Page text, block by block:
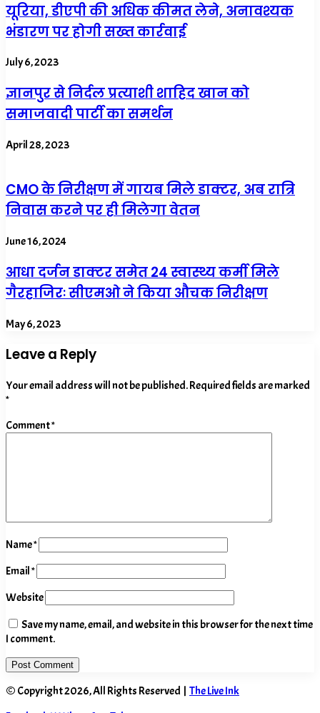
यूरिया, डीएपी की अधिक कीमत लेने, अनावश्यक
भंडारण पर होगी सख्त कार्रवाई
July 6, 2023
ज्ञानपुर से निर्दल प्रत्याशी शाहिद खान को
समाजवादी पार्टी का समर्थन
April 28, 2023
CMO के निरीक्षण में गायब मिले डाक्टर, अब रात्रि
निवास करने पर ही मिलेगा वेतन
June 16, 2024
आधा दर्जन डाक्टर समेत 24 स्वास्थ्य कर्मी मिले
गैरहाजिरः सीएमओ ने किया औचक निरीक्षण
May 6, 2023
Leave a Reply
Your email address will not be published.Required fields are marked
*
Comment*
Name*
Email*
Website
Save my name, email, and website in this browser for the next time
I comment.
© Copyright 2026, All Rights Reserved | The Live Ink